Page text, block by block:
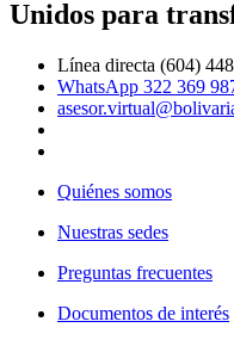
Unidos para
Línea directa (604)
WhatsApp 322 369
Quiénes somos
Nuestras sedes
Preguntas frecuentes
Documentos de interés